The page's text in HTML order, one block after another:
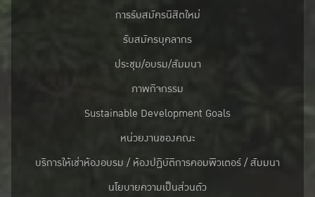
การรับสมัครนิสิตใหม่
รับสมัครบุคลากร
ประชุม/อบรม/สัมมนา
ภาพกิจกรรม
Sustainable Development Goals
หน่วยงานของคณะ
บริการให้เช่าห้องอบรม / ห้องปฏิบัติการคอมพิวเตอร์ / สัมมนา
นโยบายความเป็นส่วนตัว